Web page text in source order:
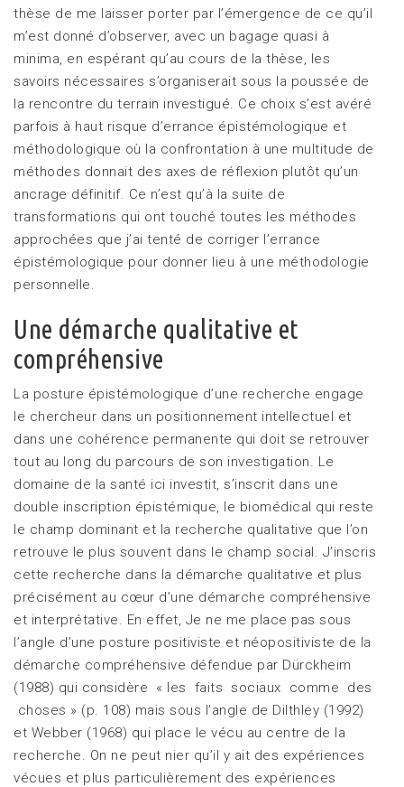
thèse de me laisser porter par l’émergence de ce qu’il
m’est donné d’observer, avec un bagage quasi à
minima, en espérant qu’au cours de la thèse, les
savoirs nécessaires s’organiserait sous la poussée de
la rencontre du terrain investigué. Ce choix s’est avéré
parfois à haut risque d’errance épistémologique et
méthodologique où la confrontation à une multitude de
méthodes donnait des axes de réflexion plutôt qu’un
ancrage définitif. Ce n’est qu’à la suite de
transformations qui ont touché toutes les méthodes
approchées que j’ai tenté de corriger l’errance
épistémologique pour donner lieu à une méthodologie
personnelle.
Une démarche qualitative et
compréhensive
La posture épistémologique d’une recherche engage
le chercheur dans un positionnement intellectuel et
dans une cohérence permanente qui doit se retrouver
tout au long du parcours de son investigation. Le
domaine de la santé ici investit, s’inscrit dans une
double inscription épistémique, le biomédical qui reste
le champ dominant et la recherche qualitative que l’on
retrouve le plus souvent dans le champ social. J’inscris
cette recherche dans la démarche qualitative et plus
précisément au cœur d’une démarche compréhensive
et interprétative. En effet, Je ne me place pas sous
l’angle d’une posture positiviste et néopositiviste de la
démarche compréhensive défendue par Dürckheim
(1988) qui considère « les faits sociaux comme des
choses » (p. 108) mais sous l’angle de Dilthley (1992)
et Webber (1968) qui place le vécu au centre de la
recherche. On ne peut nier qu’il y ait des expériences
vécues et plus particulièrement des expériences